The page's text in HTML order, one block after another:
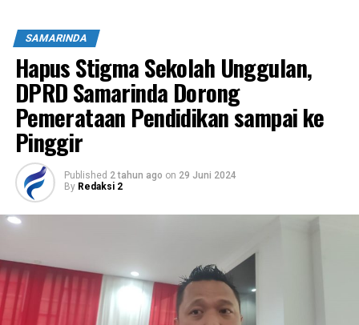
SAMARINDA
Hapus Stigma Sekolah Unggulan,
DPRD Samarinda Dorong
Pemerataan Pendidikan sampai ke
Pinggir
Published 2 tahun ago on 29 Juni 2024
By Redaksi 2